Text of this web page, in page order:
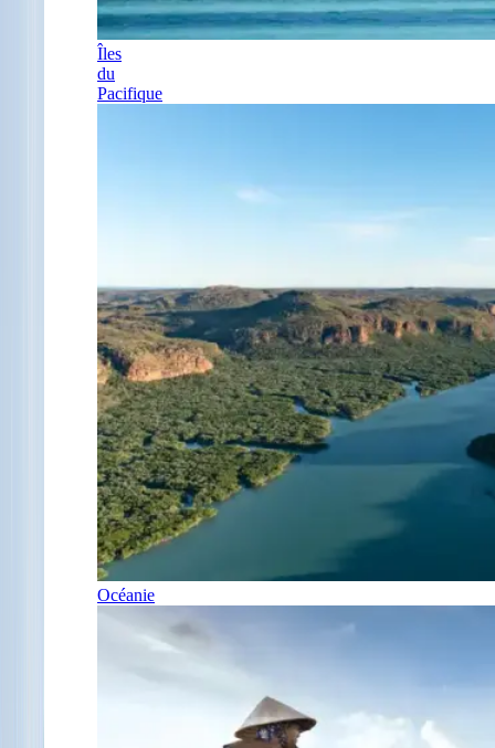
Îles
du
Pacifique
Océanie